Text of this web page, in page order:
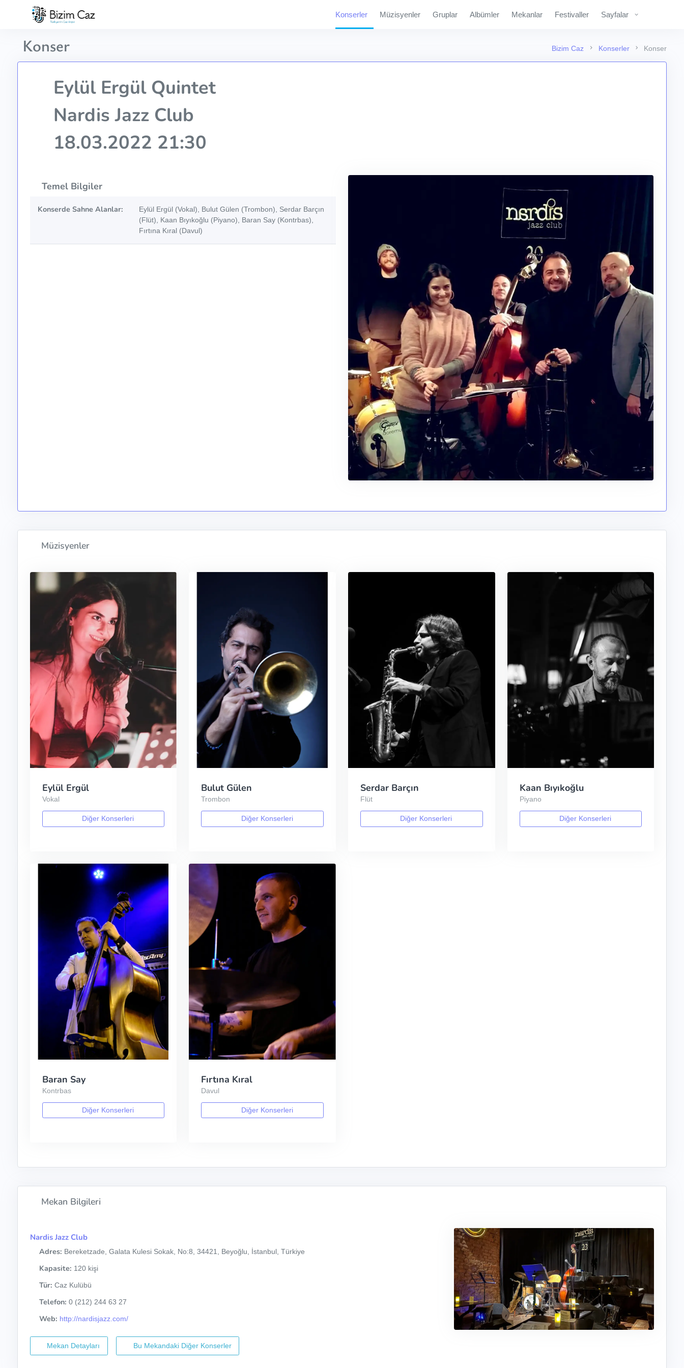
Konserler Müzisyenler Gruplar Albümler Mekanlar Festivaller Sayfalar
Bizim Caz Konserler Konser
Konser
Eylül Ergül Quintet
Nardis Jazz Club
18.03.2022 21:30
Temel Bilgiler
Konserde Sahne Alanlar:
Eylül Ergül (Vokal), Bulut Gülen (Trombon), Serdar Barçın
(Flüt), Kaan Bıyıkoğlu (Piyano), Baran Say (Kontrbas),
Fırtına Kıral (Davul)
Müzisyenler
Eylül Ergül
Vokal
Diğer Konserleri
Bulut Gülen
Trombon
Diğer Konserleri
Serdar Barçın
Flüt
Diğer Konserleri
Kaan Bıyıkoğlu
Piyano
Diğer Konserleri
Baran Say
Kontrbas
Diğer Konserleri
Fırtına Kıral
Davul
Diğer Konserleri
Mekan Bilgileri
Nardis Jazz Club
Adres: Bereketzade, Galata Kulesi Sokak, No:8, 34421, Beyoğlu, İstanbul, Türkiye
Kapasite: 120 kişi
Tür: Caz Kulübü
Telefon: 0 (212) 244 63 27
Web: http://nardisjazz.com/
Mekan Detayları Bu Mekandaki Diğer Konserler